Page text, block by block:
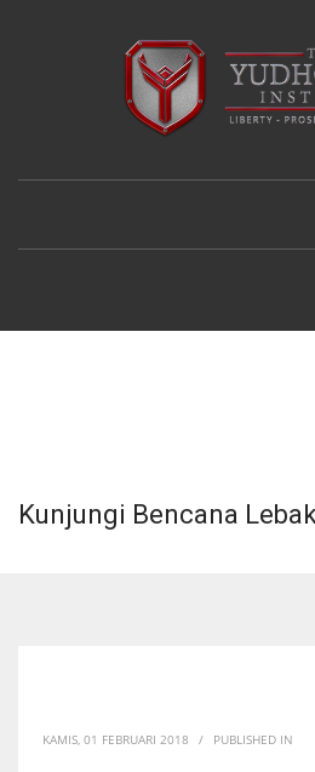
Kunjungi Bencana
KAMIS, 01 FEBRUARI 2018 / PUBLISHED IN